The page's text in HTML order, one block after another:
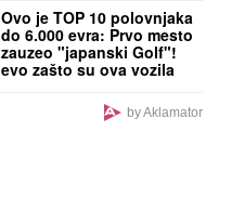
(FOTO)
Ovo je TOP 10 polovnjaka
do 6.000 evra: Prvo mesto
zauzeo "japanski Golf"!
evo zašto su ova vozila
by Aklamator